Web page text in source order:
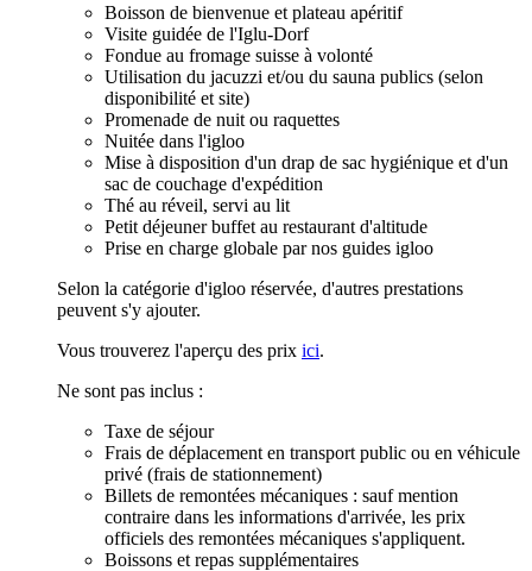
Boisson de bienvenue et plateau apéritif
Visite guidée de l'Iglu-Dorf
Fondue au fromage suisse à volonté
Utilisation du jacuzzi et/ou du sauna publics (selon
disponibilité et site)
Promenade de nuit ou raquettes
Nuitée dans l'igloo
Mise à disposition d'un drap de sac hygiénique et d'un
sac de couchage d'expédition
Thé au réveil, servi au lit
Petit déjeuner buffet au restaurant d'altitude
Prise en charge globale par nos guides igloo
Selon la catégorie d'igloo réservée, d'autres prestations
peuvent s'y ajouter.
Vous trouverez l'aperçu des prix ici.
Ne sont pas inclus :
Taxe de séjour
Frais de déplacement en transport public ou en véhicule
privé (frais de stationnement)
Billets de remontées mécaniques : sauf mention
contraire dans les informations d'arrivée, les prix
officiels des remontées mécaniques s'appliquent.
Boissons et repas supplémentaires